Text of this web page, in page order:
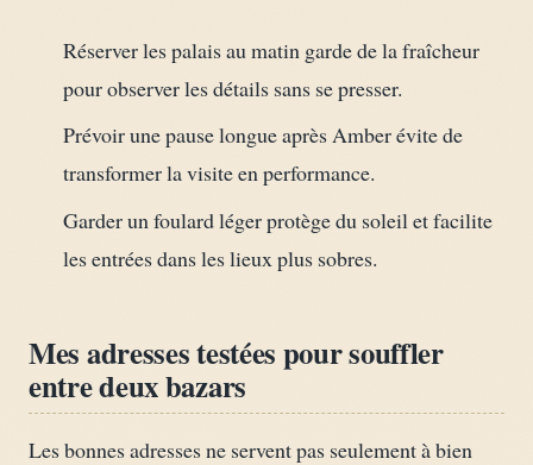
Réserver les palais au matin garde de la fraîcheur
pour observer les détails sans se presser.
Prévoir une pause longue après Amber évite de
transformer la visite en performance.
Garder un foulard léger protège du soleil et facilite
les entrées dans les lieux plus sobres.
Mes adresses testées pour souffler
entre deux bazars
Les bonnes adresses ne servent pas seulement à bien